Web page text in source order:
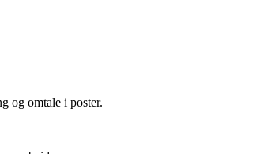
og omtale i poster.